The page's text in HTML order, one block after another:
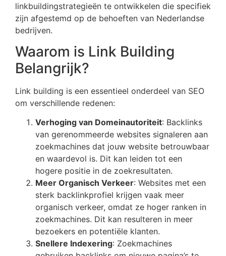
linkbuildingstrategieën te ontwikkelen die specifiek
zijn afgestemd op de behoeften van Nederlandse
bedrijven.
Waarom is Link Building
Belangrijk?
Link building is een essentieel onderdeel van SEO
om verschillende redenen:
Verhoging van Domeinautoriteit: Backlinks
van gerenommeerde websites signaleren aan
zoekmachines dat jouw website betrouwbaar
en waardevol is. Dit kan leiden tot een
hogere positie in de zoekresultaten.
Meer Organisch Verkeer: Websites met een
sterk backlinkprofiel krijgen vaak meer
organisch verkeer, omdat ze hoger ranken in
zoekmachines. Dit kan resulteren in meer
bezoekers en potentiële klanten.
Snellere Indexering: Zoekmachines